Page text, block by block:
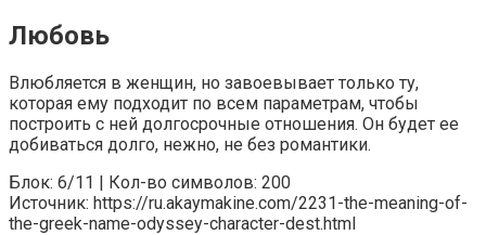
Любовь
Влюбляется в женщин, но завоевывает только ту,
которая ему подходит по всем параметрам, чтобы
построить с ней долгосрочные отношения. Он будет ее
добиваться долго, нежно, не без романтики.
Блок: 6/11 | Кол-во символов: 200
Источник: https://ru.akaymakine.com/2231-the-meaning-of-
the-greek-name-odyssey-character-dest.html